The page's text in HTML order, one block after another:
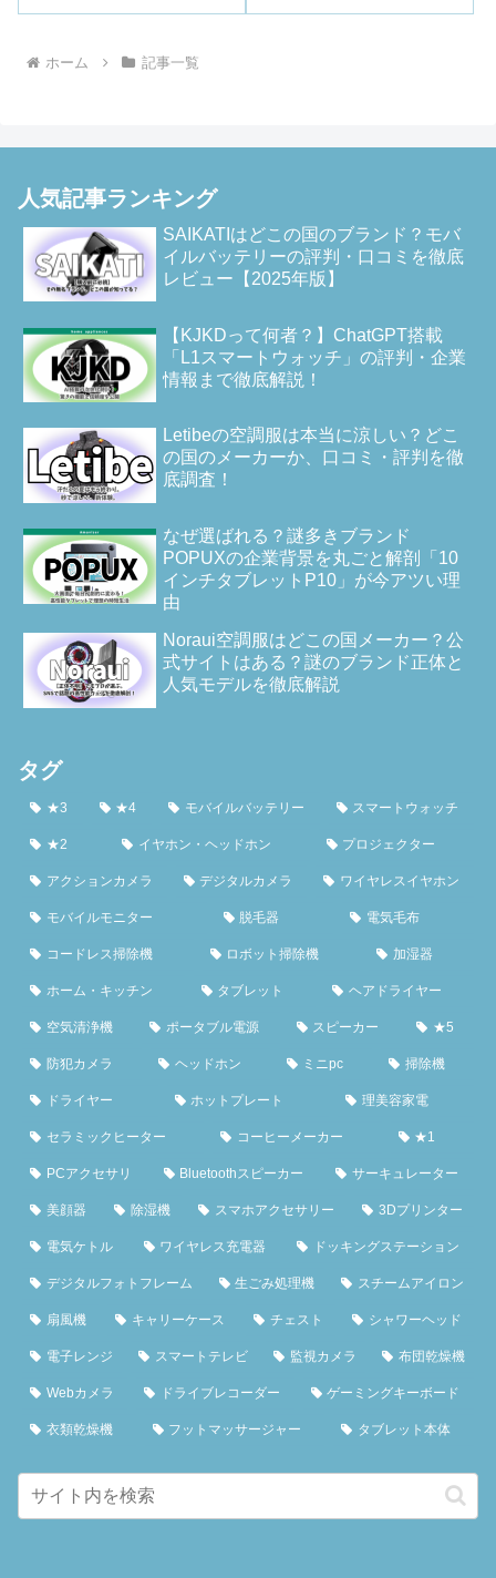
SAJM04WH」を徹底解
DoraScroll J303」の実力
ホーム 記事一覧
人気記事ランキング
SAIKATIはどこの国のブランド？モバ
イルバッテリーの評判・口コミを徹底
レビュー【2025年版】
【KJKDって何者？】ChatGPT搭載
「L1スマートウォッチ」の評判・企業
情報まで徹底解説！
Letibeの空調服は本当に涼しい？どこ
の国のメーカーか、口コミ・評判を徹
底調査！
なぜ選ばれる？謎多きブランド
POPUXの企業背景を丸ごと解剖「10
インチタブレットP10」が今アツい理
由
Noraui空調服はどこの国メーカー？公
式サイトはある？謎のブランド正体と
人気モデルを徹底解説
タグ
★3 ★4 モバイルバッテリー スマートウォッチ
★2 イヤホン・ヘッドホン プロジェクター
アクションカメラ デジタルカメラ ワイヤレスイヤホン
モバイルモニター 脱毛器 電気毛布
コードレス掃除機 ロボット掃除機 加湿器
ホーム・キッチン タブレット ヘアドライヤー
空気清浄機 ポータブル電源 スピーカー ★5
防犯カメラ ヘッドホン ミニpc 掃除機
ドライヤー ホットプレート 理美容家電
セラミックヒーター コーヒーメーカー ★1
PCアクセサリ Bluetoothスピーカー サーキュレーター
美顔器 除湿機 スマホアクセサリー 3Dプリンター
電気ケトル ワイヤレス充電器 ドッキングステーション
デジタルフォトフレーム 生ごみ処理機 スチームアイロン
扇風機 キャリーケース チェスト シャワーヘッド
電子レンジ スマートテレビ 監視カメラ 布団乾燥機
Webカメラ ドライブレコーダー ゲーミングキーボード
衣類乾燥機 フットマッサージャー タブレット本体